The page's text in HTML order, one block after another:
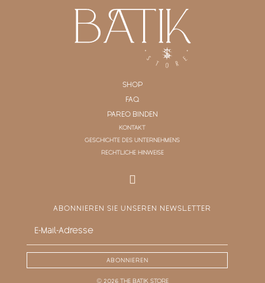
SHOP
FAQ
PAREO BINDEN
KONTAKT
GESCHICHTE DES UNTERNEHMENS
RECHTLICHE HINWEISE
ABONNIEREN SIE UNSEREN NEWSLETTER
ABONNIEREN